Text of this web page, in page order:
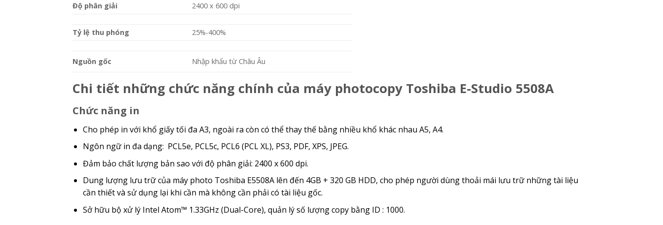
Độ phân giải 2400 x 600 dpi
Tỷ lệ thu phóng 25%-400%
Nguồn gốc Nhập khẩu từ Châu Âu
Chi tiết những chức năng chính của máy photocopy Toshiba E-Studio 5508A
Chức năng in
Cho phép in với khổ giấy tối đa A3, ngoài ra còn có thể thay thế bằng nhiều khổ khác nhau A5, A4.
Ngôn ngữ in đa dạng: PCL5e, PCL5c, PCL6 (PCL XL), PS3, PDF, XPS, JPEG.
Đảm bảo chất lượng bản sao với độ phân giải: 2400 x 600 dpi.
Dung lượng lưu trữ của máy photo Toshiba E5508A lên đến 4GB + 320 GB HDD, cho phép người dùng thoải mái lưu trữ những tài liệu
cần thiết và sử dụng lại khi cần mà không cần phải có tài liệu gốc.
Sở hữu bộ xử lý Intel Atom™ 1.33GHz (Dual-Core), quản lý số lượng copy bằng ID : 1000.